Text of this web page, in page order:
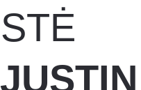
STĖ
JUSTIN